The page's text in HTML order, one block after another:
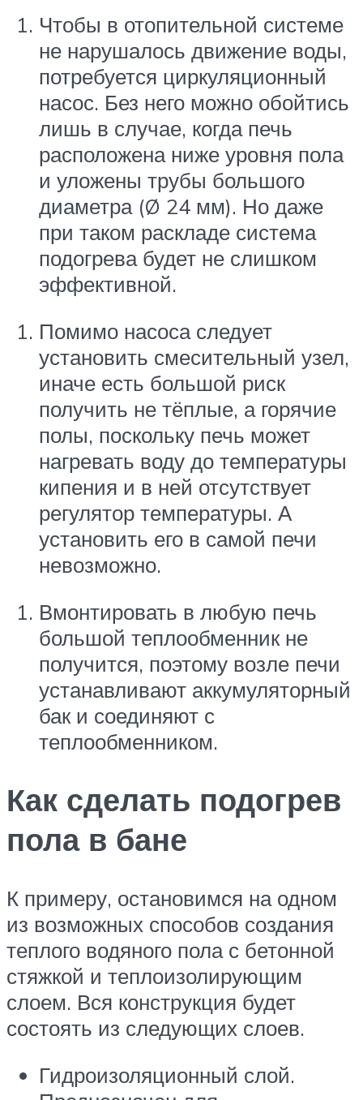
Чтобы в отопительной системе
не нарушалось движение воды,
потребуется циркуляционный
насос. Без него можно обойтись
лишь в случае, когда печь
расположена ниже уровня пола
и уложены трубы большого
диаметра (Ø 24 мм). Но даже
при таком раскладе система
подогрева будет не слишком
эффективной.
Помимо насоса следует
установить смесительный узел,
иначе есть большой риск
получить не тёплые, а горячие
полы, поскольку печь может
нагревать воду до температуры
кипения и в ней отсутствует
регулятор температуры. А
установить его в самой печи
невозможно.
Вмонтировать в любую печь
большой теплообменник не
получится, поэтому возле печи
устанавливают аккумуляторный
бак и соединяют с
теплообменником.
Как сделать подогрев
пола в бане
К примеру, остановимся на одном
из возможных способов создания
теплого водяного пола с бетонной
стяжкой и теплоизолирующим
слоем. Вся конструкция будет
состоять из следующих слоев.
Гидроизоляционный слой.